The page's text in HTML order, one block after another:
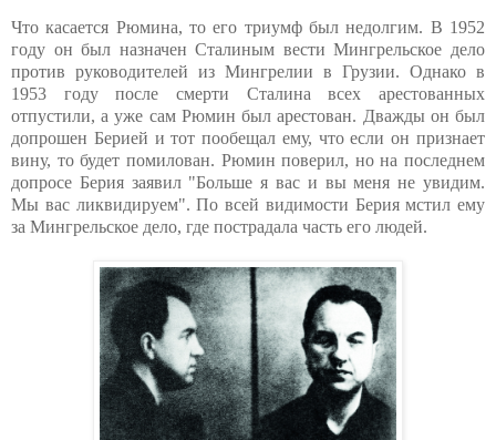
Что касается Рюмина, то его триумф был недолгим. В 1952
году он был назначен Сталиным вести Мингрельское дело
против руководителей из Мингрелии в Грузии. Однако в
1953 году после смерти Сталина всех арестованных
отпустили, а уже сам Рюмин был арестован. Дважды он был
допрошен Берией и тот пообещал ему, что если он признает
вину, то будет помилован. Рюмин поверил, но на последнем
допросе Берия заявил "Больше я вас и вы меня не увидим.
Мы вас ликвидируем". По всей видимости Берия мстил ему
за Мингрельское дело, где пострадала часть его людей.